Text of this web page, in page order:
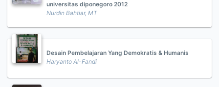
universitas diponegoro 2012
Nurdin Bahtiar, MT
Desain Pembelajaran Yang Demokratis & Humanis
Haryanto Al-Fandi